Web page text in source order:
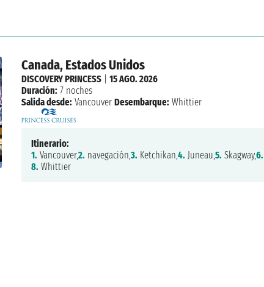
Canada, Estados Unidos
DISCOVERY PRINCESS| 15 AGO. 2026
Duración: 7 noches
Salida desde: Vancouver Desembarque: Whittier
Itinerario:
1. Vancouver,2. navegación,3. Ketchikan,4. Juneau,5. Skagway,6.
8. Whittier